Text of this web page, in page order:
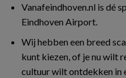
Vanafeindhoven.nl is dé
Eindhoven Airport.
Wij hebben een breed
kunt kiezen, of je nu wilt
cultuur wilt ontdekken in